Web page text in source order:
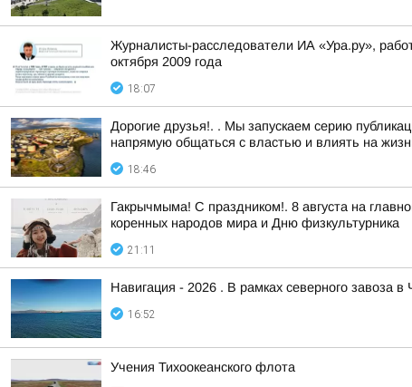
Журналисты-расследователи ИА «Ура.ру»,
октября 2009 года
18:07
Дорогие друзья!. . Мы запускаем серию
напрямую общаться с властью и влиять на
18:46
Гакрычмыма! С праздником!. 8 августа на
коренных народов мира и Дню физкультурника
21:11
Навигация - 2026 . В рамках северного завоза в
16:52
Учения Тихоокеанского флота